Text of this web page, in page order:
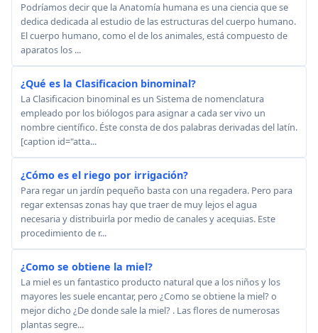
Podríamos decir que la Anatomía humana es una ciencia que se
dedica dedicada al estudio de las estructuras del cuerpo humano.
El cuerpo humano, como el de los animales, está compuesto de
aparatos los ...
¿Qué es la Clasificacion binominal?
La Clasificacion binominal es un Sistema de nomenclatura
empleado por los biólogos para asignar a cada ser vivo un
nombre científico. Éste consta de dos palabras derivadas del latín.
[caption id="atta...
¿Cómo es el riego por irrigación?
Para regar un jardín pequeño basta con una regadera. Pero para
regar extensas zonas hay que traer de muy lejos el agua
necesaria y distribuirla por medio de canales y acequias. Este
procedimiento de r...
¿Como se obtiene la miel?
La miel es un fantastico producto natural que a los niños y los
mayores les suele encantar, pero ¿Como se obtiene la miel? o
mejor dicho ¿De donde sale la miel? . Las flores de numerosas
plantas segre...